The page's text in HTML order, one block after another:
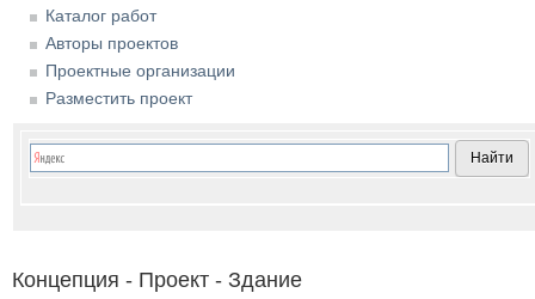
Каталог работ
Авторы проектов
Проектные организации
Разместить проект
Концепция - Проект - Здание